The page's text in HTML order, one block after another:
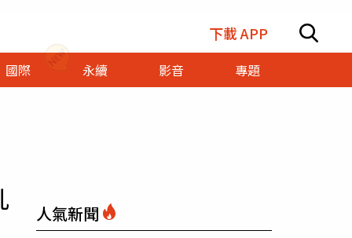
下載 APP
國際 永續 影音 專題
人氣新聞